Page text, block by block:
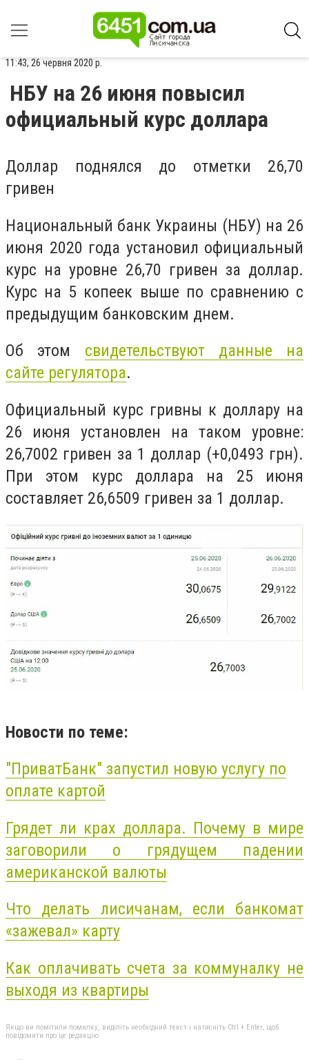
11:43, 26 червня 2020 р.
НБУ на 26 июня повысил
официальный курс доллара
Доллар поднялся до отметки 26,70
гривен
Национальный банк Украины (НБУ) на 26
июня 2020 года установил официальный
курс на уровне 26,70 гривен за доллар.
Курс на 5 копеек выше по сравнению с
предыдущим банковским днем.
Об этом свидетельствуют данные на
сайте регулятора.
Официальный курс гривны к доллару на
26 июня установлен на таком уровне:
26,7002 гривен за 1 доллар (+0,0493 грн).
При этом курс доллара на 25 июня
составляет 26,6509 гривен за 1 доллар.
Новости по теме:
"ПриватБанк" запустил новую услугу по
оплате картой
Грядет ли крах доллара. Почему в мире
заговорили о грядущем падении
американской валюты
Что делать лисичанам, если банкомат
«зажевал» карту
Как оплачивать счета за коммуналку не
выходя из квартиры
Якщо ви помітили помилку, виділіть необхідний текст і натисніть Ctrl + Enter, щоб
повідомити про це редакцію